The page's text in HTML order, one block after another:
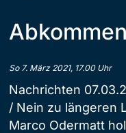
So 7. März 2021, 17.00 Uhr
Nachrichten
/ Nein zu längeren
Marco Odermatt